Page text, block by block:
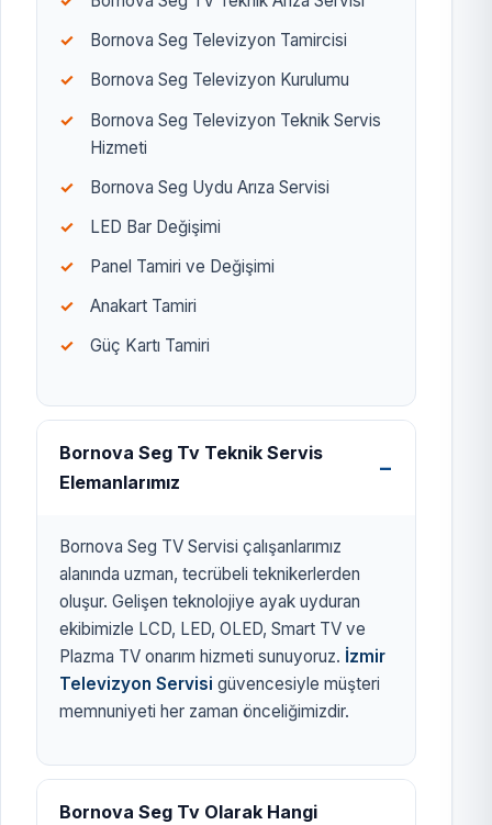
Bornova Seg Televizyon Tamircisi
Bornova Seg Televizyon Kurulumu
Bornova Seg Televizyon Teknik Servis
Hizmeti
Bornova Seg Uydu Arıza Servisi
LED Bar Değişimi
Panel Tamiri ve Değişimi
Anakart Tamiri
Güç Kartı Tamiri
Bornova Seg Tv Teknik Servis
Elemanlarımız
Bornova Seg TV Servisi çalışanlarımız
alanında uzman, tecrübeli teknikerlerden
oluşur. Gelişen teknolojiye ayak uyduran
ekibimizle LCD, LED, OLED, Smart TV ve
Plazma TV onarım hizmeti sunuyoruz. İzmir
Televizyon Servisi güvencesiyle müşteri
memnuniyeti her zaman önceliğimizdir.
Bornova Seg Tv Olarak Hangi